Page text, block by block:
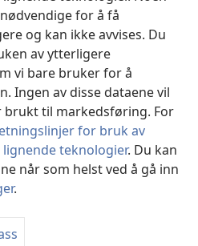
for å få
og kan ikke avvises. Du
av ytterligere
vi bare bruker for å
Ingen av disse dataene vil
brukt til markedsføring. For
for bruk av
teknologier. Du kan
når som helst ved å gå inn
. and Tract Society of Pennsylvania.